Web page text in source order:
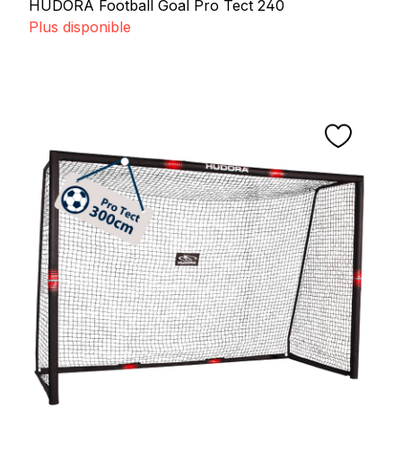
HUDORA Football Goal Pro Tect 240
Plus disponible